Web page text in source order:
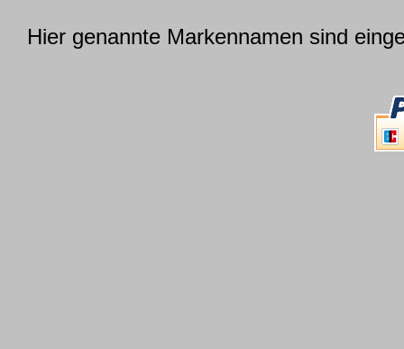
Hier genannte Markennamen sind